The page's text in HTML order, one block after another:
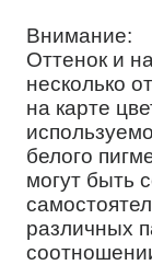
Внимание:
Оттенок и
несколько
на карте
белого
могут быть
различных